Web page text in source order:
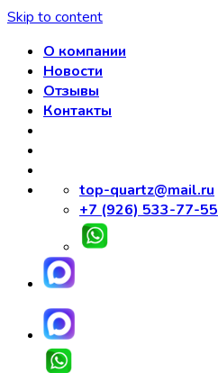
Skip to content
О компании
Новости
Отзывы
Контакты
top-quartz@mail.ru
+7 (926) 533-77-55